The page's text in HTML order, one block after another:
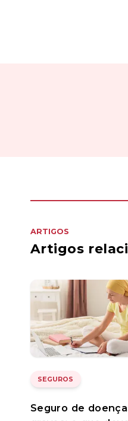
ARTIGOS
Artigos
SEGUROS
Seguro de